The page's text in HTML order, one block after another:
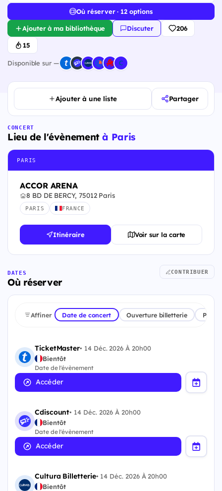
Où réserver · 12 options
Ajouter à ma bibliothèque Discuter 206
15
Disponible sur —
Ajouter à une liste Partager
CONCERT
Lieu de l'évènementà Paris
PARIS
ACCOR ARENA
8 BD DE BERCY, 75012 Paris
PARIS FRANCE
Itinéraire Voir sur la carte
DATES
Où réserver
CONTRIBUER
Affiner Date de concert Ouverture billetterie
TicketMaster• 14 Déc. 2026 À 20h00
Bientôt
Date de l'évènement
Accéder
Cdiscount• 14 Déc. 2026 À 20h00
Bientôt
Date de l'évènement
Accéder
Cultura Billetterie• 14 Déc. 2026 À 20h00
Bientôt